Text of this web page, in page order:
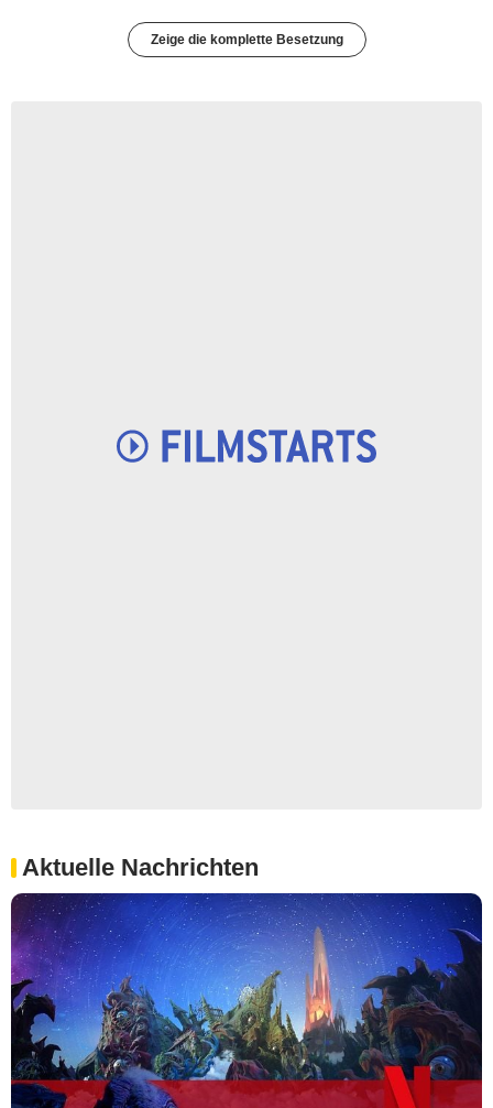
Zeige die komplette Besetzung
Aktuelle Nachrichten